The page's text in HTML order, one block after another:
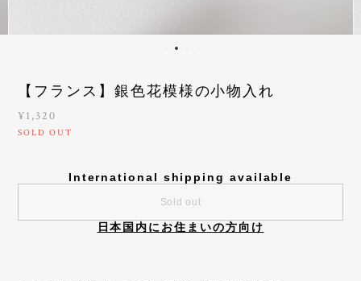
【フランス】銀色花模様の小物入れ
¥1,320
SOLD OUT
International shipping available
Sold out
日本国内にお住まいの方向け